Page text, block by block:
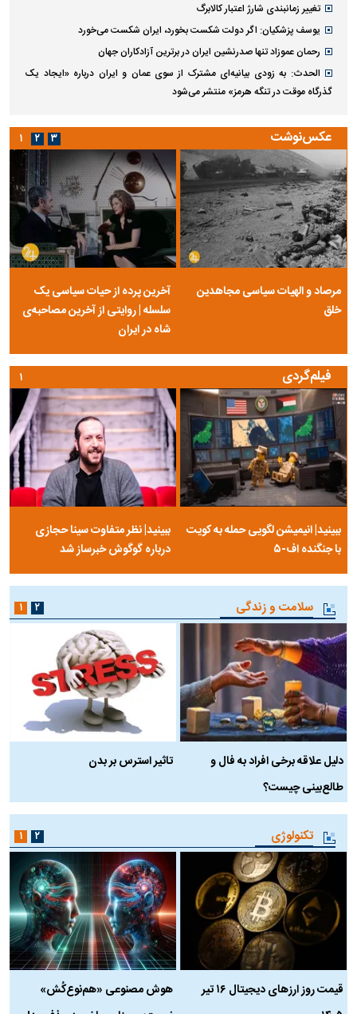
تغییر زمانبندی‌ شارژ اعتبار کالابرگ
یوسف پزشکیان: اگر دولت شکست بخورد، ایران شکست می‌خورد
رحمان عموزاد تنها صدرنشین ایران در برترین آزادکاران جهان
الحدث: به زودی بیانیه‌ای مشترک از سوی عمان و ایران درباره «ایجاد یک
گذرگاه موقت در تنگه هرمز» منتشر می‌شود
عکس‌نوشت
مرصاد و الهیات سیاسی مجاهدین
خلق
آخرین پرده از حیات سیاسی یک
سلسله | روایتی از آخرین مصاحبه‌ی
شاه در ایران
۱ ۲ ۳
فیلم‌گردی
ببینید| انیمیشن لگویی حمله به کویت
با جنگنده اف-۵
ببینید| نظر متفاوت سینا حجازی
درباره گوگوش خبرساز شد
۱
سلامت و زندگی
دلیل علاقه برخی افراد به فال و
طالع‌بینی چیست؟
تاثیر استرس بر بدن
۱ ۲
تکنولوژی
قیمت روز ارز‌های دیجیتال ۱۶ تیر
هوش مصنوعی «هم‌نوع‌کُش»
۱ ۲